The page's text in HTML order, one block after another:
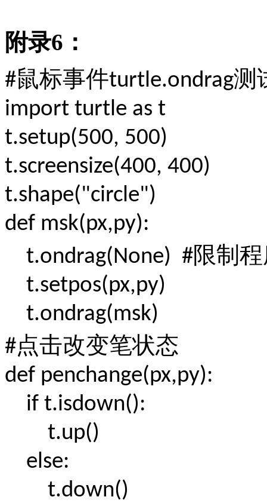
附录6 ：
#鼠标事件turtle.ondrag测
import turtle as t
t.setup(500, 500)
t.screensize(400, 400)
t.shape("circle")
def msk(px,py):
t.ondrag(None) #限制
t.setpos(px,py)
t.ondrag(msk)
#点击改变笔状态
def penchange(px,py):
if t.isdown():
t.up()
else:
t.down()